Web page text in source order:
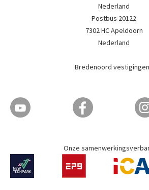
Nederland
Postbus 20122
7302 HC Apeldoorn
Nederland
Bredenoord vestigingen
Onze